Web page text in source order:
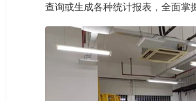
查询或生成各种统计报表，全面掌